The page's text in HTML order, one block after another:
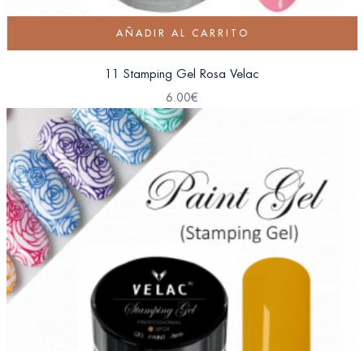
AÑADIR AL CARRITO
11 Stamping Gel Rosa Velac
6.00€